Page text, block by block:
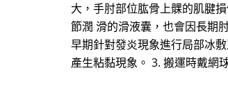
大，手肘部位肱骨上髁的肌腱
節潤 滑的滑液囊，也會因長期
早期針對發炎現象進行局部冰
產生粘黏現象。 3. 搬運時戴網